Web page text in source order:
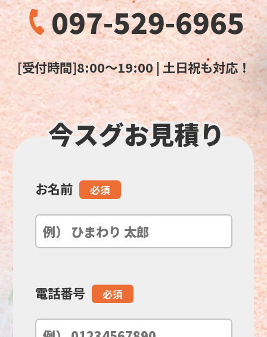
097-529-6965
[受付時間]8:00～19:00 | 土日祝も対応！
こ
の
フ
お名前 必須
電話番号 必須